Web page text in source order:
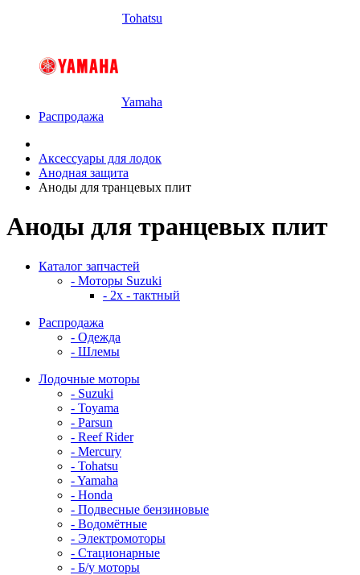
Tohatsu
Yamaha
Распродажа
Аксессуары для лодок
Анодная защита
Аноды для транцевых плит
Аноды для транцевых плит
Каталог запчастей
- Моторы Suzuki
- 2x - тактный
Распродажа
- Одежда
- Шлемы
Лодочные моторы
- Suzuki
- Toyama
- Parsun
- Reef Rider
- Mercury
- Tohatsu
- Yamaha
- Honda
- Подвесные бензиновые
- Водомётные
- Электромоторы
- Стационарные
- Б/у моторы